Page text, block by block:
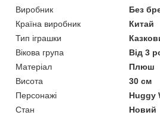
Виробник
Без
Країна виробник
Китай
Тип іграшки
Вікова група
Від 3
Матеріал
Плюш
Висота
30 см
Персонажі
Huggy
Стан
Новий